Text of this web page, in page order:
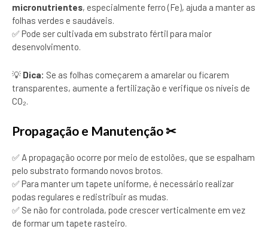
micronutrientes, especialmente ferro (Fe), ajuda a manter as
folhas verdes e saudáveis.
✅ Pode ser cultivada em substrato fértil para maior
desenvolvimento.
💡 Dica: Se as folhas começarem a amarelar ou ficarem
transparentes, aumente a fertilização e verifique os níveis de
CO₂.
Propagação e Manutenção ✂
✅ A propagação ocorre por meio de estolões, que se espalham
pelo substrato formando novos brotos.
✅ Para manter um tapete uniforme, é necessário realizar
podas regulares e redistribuir as mudas.
✅ Se não for controlada, pode crescer verticalmente em vez
de formar um tapete rasteiro.